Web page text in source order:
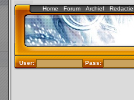
Home Forum Archief Redactie
User: Pass: